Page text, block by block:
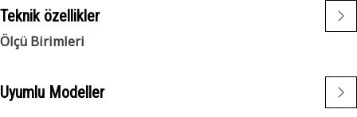
Teknik özellikler
Ölçü Birimleri
Uyumlu Modeller